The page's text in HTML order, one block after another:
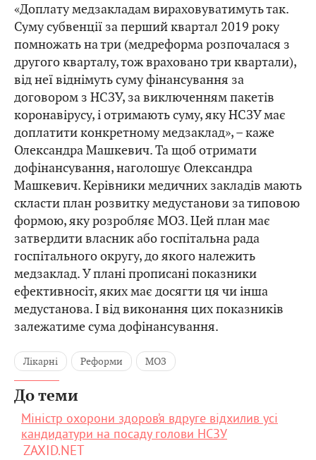
«Доплату медзакладам вираховуватимуть так.
Суму субвенції за перший квартал 2019 року
помножать на три (медреформа розпочалася з
другого кварталу, тож враховано три квартали),
від неї віднімуть суму фінансування за
договором з НСЗУ, за виключенням пакетів
коронавірусу, і отримають суму, яку НСЗУ має
доплатити конкретному медзаклад», – каже
Олександра Машкевич. Та щоб отримати
дофінансування, наголошує Олександра
Машкевич. Керівники медичних закладів мають
скласти план розвитку медустанови за типовою
формою, яку розробляє МОЗ. Цей план має
затвердити власник або госпітальна рада
госпітального округу, до якого належить
медзаклад. У плані прописані показники
ефективносіт, яких має досягти ця чи інша
медустанова. І від виконання цих показників
залежатиме сума дофінансування.
Лікарні Реформи МОЗ
До теми
Міністр охорони здоров’я вдруге відхилив усі
кандидатури на посаду голови НСЗУ
ZAXID.NET